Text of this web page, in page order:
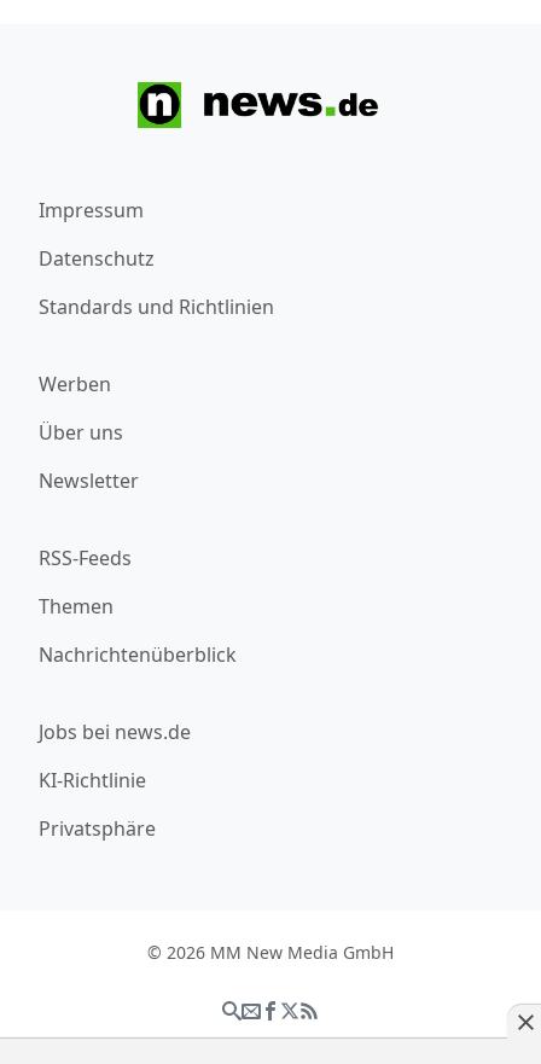
Impressum
Datenschutz
Standards und Richtlinien
Werben
Über uns
Newsletter
RSS-Feeds
Themen
Nachrichtenüberblick
Jobs bei news.de
KI-Richtlinie
Privatsphäre
© 2026 MM New Media GmbH